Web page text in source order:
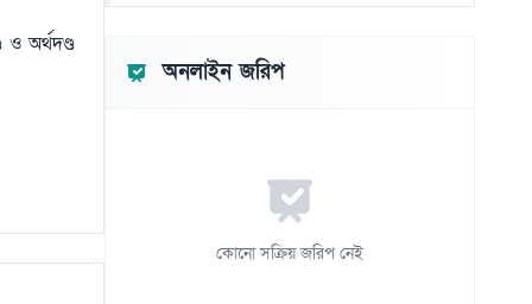
ও অর্থদণ্ড
শুধু একটি সংক্রামক রোগের সংকট
অনলাইন জরিপ
কোনো সক্রিয় জরিপ নেই